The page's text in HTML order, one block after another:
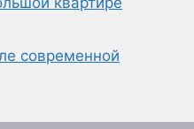
современной